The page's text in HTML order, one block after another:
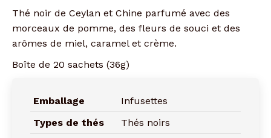
Thé noir de Ceylan et Chine parfumé avec des
morceaux de pomme, des fleurs de souci et des
arômes de miel, caramel et crème.
Boîte de 20 sachets (36g)
Emballage
Infusettes
Types de thés
Thés noirs